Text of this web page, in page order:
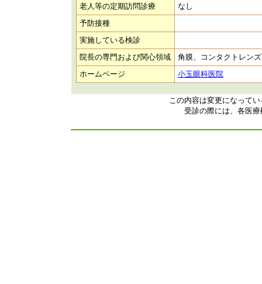
老人等の定期訪問診療
なし
予防接種
実施している検診
院長の専門および関心領域
角膜、コンタクトレンズ
ホームページ
小玉眼科医院
この内容は変更になって
受診の際には、各医